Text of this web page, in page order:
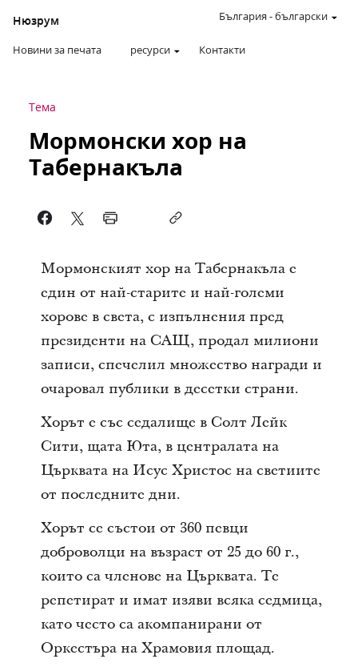
Нюзрум
Новини за печата ресурси Контакти
България -български
Тема
Мормонски хор на
Табернакъла
Мормонският хор на Табернакъла е
един от най-старите и най-големи
хорове в света, с изпълнения пред
президенти на САЩ, продал милиони
записи, спечелил множество награди и
очаровал публики в десетки страни.
Хорът е със седалище в Солт Лейк
Сити, щата Юта, в централата на
Църквата на Исус Христос на светиите
от последните дни.
Хорът се състои от 360 певци
доброволци на възраст от 25 до 60 г.,
които са членове на Църквата. Те
репетират и имат изяви всяка седмица,
като често са акомпанирани от
Оркестъра на Храмовия площад.